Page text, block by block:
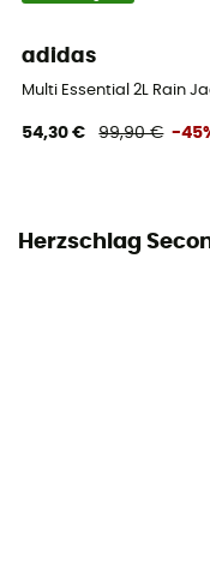
adidas
Multi Essential 2L Rain
54,30 € 99,90 € -
Herzschlag